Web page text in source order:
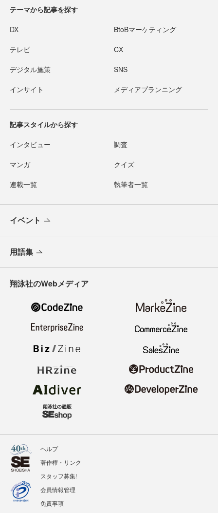
テーマから記事を探す
DX BtoBマーケティング
テレビ CX
デジタル施策 SNS
インサイト メディアプランニング
記事スタイルから探す
インタビュー 調査
マンガ クイズ
連載一覧 執筆者一覧
イベント
用語集
翔泳社のWebメディア
ヘルプ
著作権・リンク
スタッフ募集!
会員情報管理
免責事項